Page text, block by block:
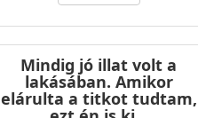
Mindig jó illat volt a
lakásában. Amikor
elárulta a titkot tudtam,